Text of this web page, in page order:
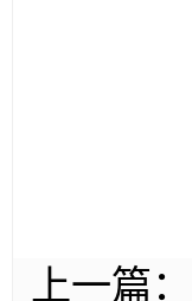
上一篇：